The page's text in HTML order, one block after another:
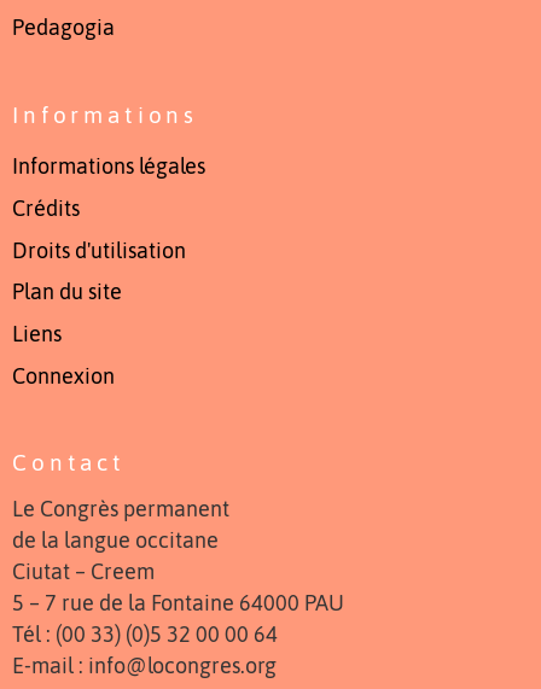
Pedagogia
Informations
Informations légales
Crédits
Droits d'utilisation
Plan du site
Liens
Connexion
Contact
Le Congrès permanent
de la langue occitane
Ciutat – Creem
5 – 7 rue de la Fontaine 64000 PAU
Tél : (00 33) (0)5 32 00 00 64
E-mail : info@locongres.org